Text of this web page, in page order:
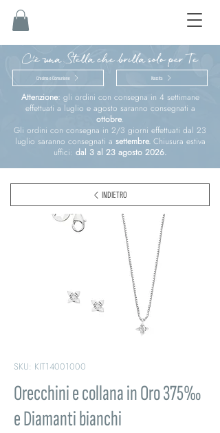
C'è una Stella che brilla solo per Te
Cresima e Comunione Nascita
Attenzione: gli ordini con consegna in 4 settimane
effettuati a luglio e agosto saranno consegnati a
ottobre.
Gli ordini con consegna in 2/3 giorni effettuati dal 23
luglio saranno consegnati a settembre.Chiusura estiva
uffici: dal 3 al 23 agosto 2026.
SKU: KIT14001000
Orecchini e collana in Oro 375‰
e Diamanti bianchi
INDIETRO